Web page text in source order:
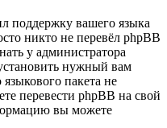
поддержку вашего языка
никто не перевёл phpBB
у администратора
нужный вам
пакета не
перевести phpBB на свой
вы можете